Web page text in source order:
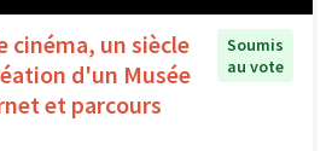
cinéma, un siècle
d'un Musée
et parcours
Soumis
au vote